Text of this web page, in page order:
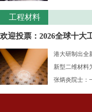
工程材料
欢迎投票：2026全球十大
港大研制出全
新型二维材料
张炳炎院士：